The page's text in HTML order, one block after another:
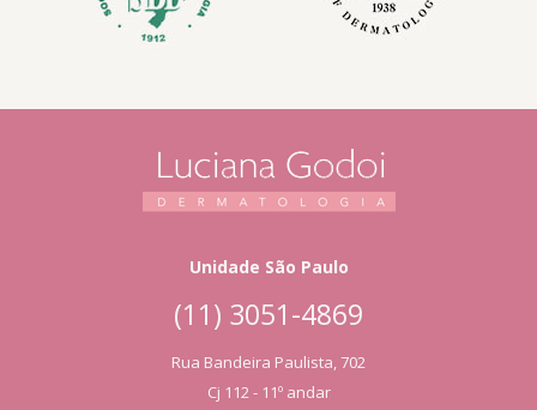
Unidade São Paulo
(11) 3051-4869
Rua Bandeira Paulista, 702
Cj 112 - 11º andar